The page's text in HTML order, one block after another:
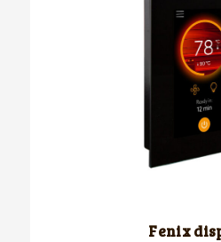
Fenix